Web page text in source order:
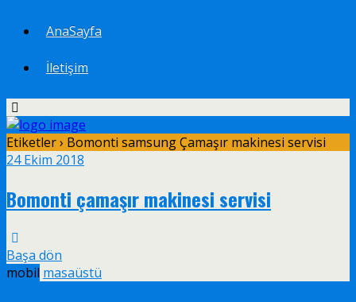
AnaSayfa
İletişim
Etiketler › Bomonti samsung Çamaşır makinesi servisi
24 Ekim 2018
Bomonti çamaşır makinesi servisi
Başa dön
mobil masaüstü